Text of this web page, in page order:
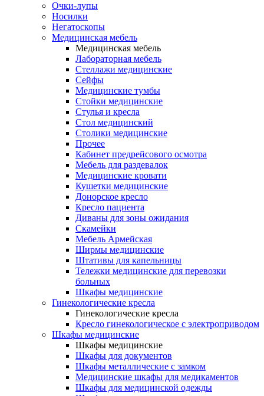
Очки-лупы
Носилки
Негатоскопы
Медицинская мебель
Медицинская мебель
Лабораторная мебель
Стеллажи медицинские
Сейфы
Медицинские тумбы
Стойки медицинские
Cтулья и кресла
Стол медицинский
Столики медицинские
Прочее
Кабинет предрейсового осмотра
Мебель для раздевалок
Медицинские кровати
Кушетки медицинские
Донорское кресло
Кресло пациента
Диваны для зоны ожидания
Скамейки
Мебель Армейская
Ширмы медицинские
Штативы для капельницы
Тележки медицинские для перевозки
больных
Шкафы медицинские
Гинекологические кресла
Гинекологические кресла
Кресло гинекологическое с электроприводом
Шкафы медицинские
Шкафы медицинские
Шкафы для документов
Шкафы металлические с замком
Медицинские шкафы для медикаментов
Шкафы для медицинской одежды